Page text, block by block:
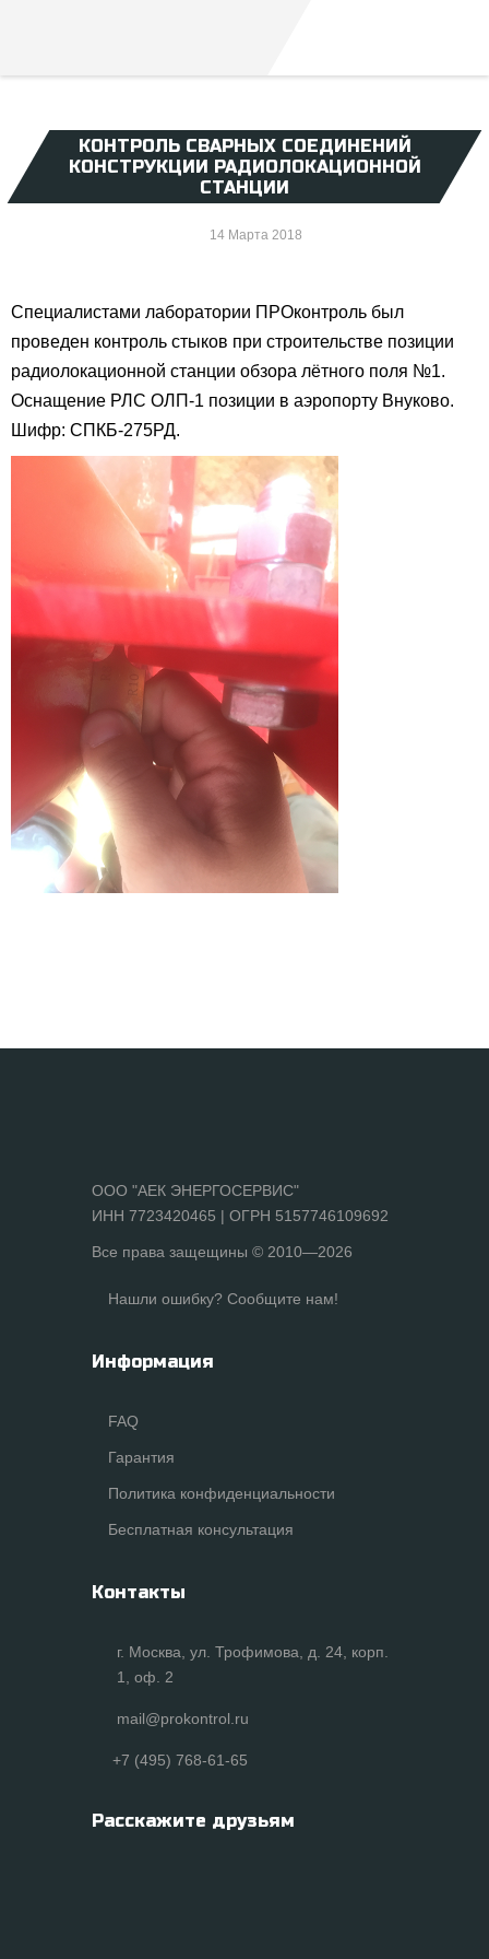
КОНТРОЛЬ СВАРНЫХ СОЕДИНЕНИЙ
КОНСТРУКЦИИ РАДИОЛОКАЦИОННОЙ
СТАНЦИИ
14 Марта 2018
Специалистами лаборатории ПРОконтроль был
проведен контроль стыков при строительстве позиции
радиолокационной станции обзора лётного поля №1.
Оснащение РЛС ОЛП-1 позиции в аэропорту Внуково.
Шифр: СПКБ-275РД.
ООО "АЕК ЭНЕРГОСЕРВИС"
ИНН 7723420465 | ОГРН 5157746109692
Все права защещины © 2010—2026
Нашли ошибку? Сообщите нам!
Информация
FAQ
Гарантия
Политика конфиденциальности
Бесплатная консультация
Контакты
г. Москва, ул. Трофимова, д. 24, корп.
1, оф. 2
mail@prokontrol.ru
+7 (495) 768-61-65
Расскажите друзьям